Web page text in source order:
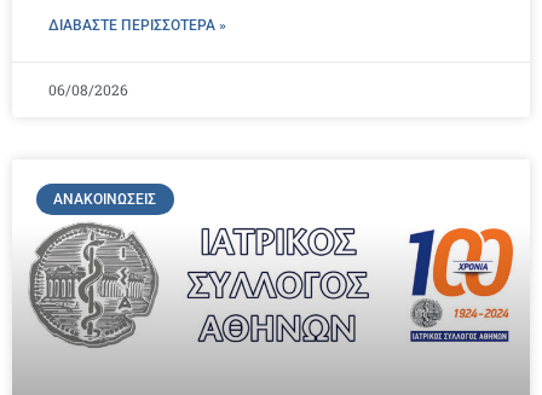
ΔΙΑΒΑΣΤΕ ΠΕΡΙΣΣΌΤΕΡΑ »
06/08/2026
ΑΝΑΚΟΙΝΏΣΕΙΣ